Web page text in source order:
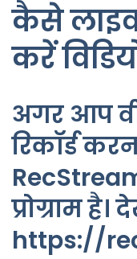
कैसे
करें
अगर आप
रिकॉर्ड
प्रोग्राम है।
https://